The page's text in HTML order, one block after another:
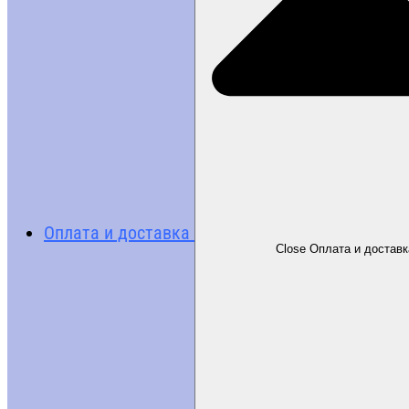
Оплата и доставка
Close Оплата и